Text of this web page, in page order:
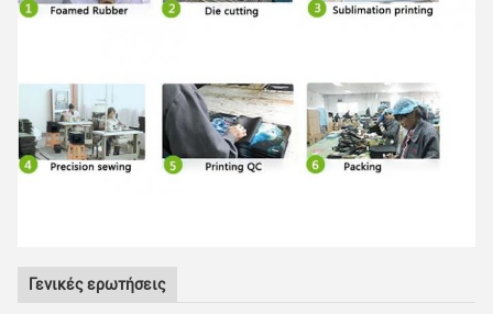
Γενικές ερωτήσεις